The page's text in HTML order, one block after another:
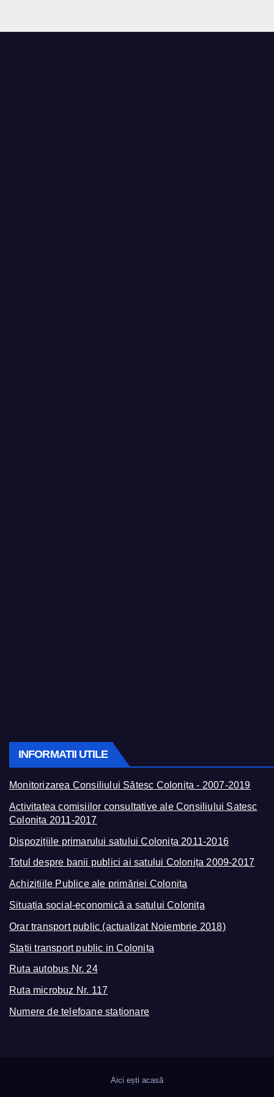
INFORMATII UTILE
Monitorizarea Consiliului Sătesc Colonița - 2007-2019
Activitatea comisiilor consultative ale Consiliului Satesc
Colonița 2011-2017
Dispozițiile primarului satului Colonița 2011-2016
Totul despre banii publici ai satului Colonița 2009-2017
Achizițiile Publice ale primăriei Colonița
Situația social-economică a satului Colonița
Orar transport public (actualizat Noiembrie 2018)
Stații transport public in Colonița
Ruta autobus Nr. 24
Ruta microbuz Nr. 117
Numere de telefoane staționare
Aici ești acasă